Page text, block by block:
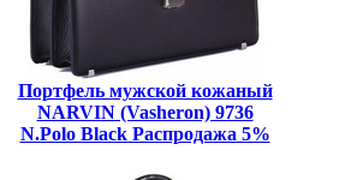
Портфель мужской кожаный
NARVIN (Vasheron) 9736
N.Polo Black Распродажа 5%